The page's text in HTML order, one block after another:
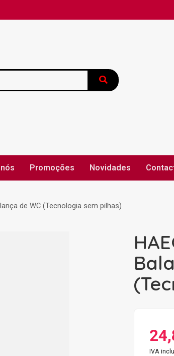
Promoções Novidades
de WC (Tecnologia sem pilhas)
IVA